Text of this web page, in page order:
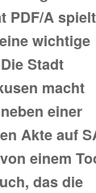
Software
XMP-
(2)
(1)
(Teil 1)
PDF/A spielt
wichtige
Stadt
macht
einer
Akte auf
einem
das die